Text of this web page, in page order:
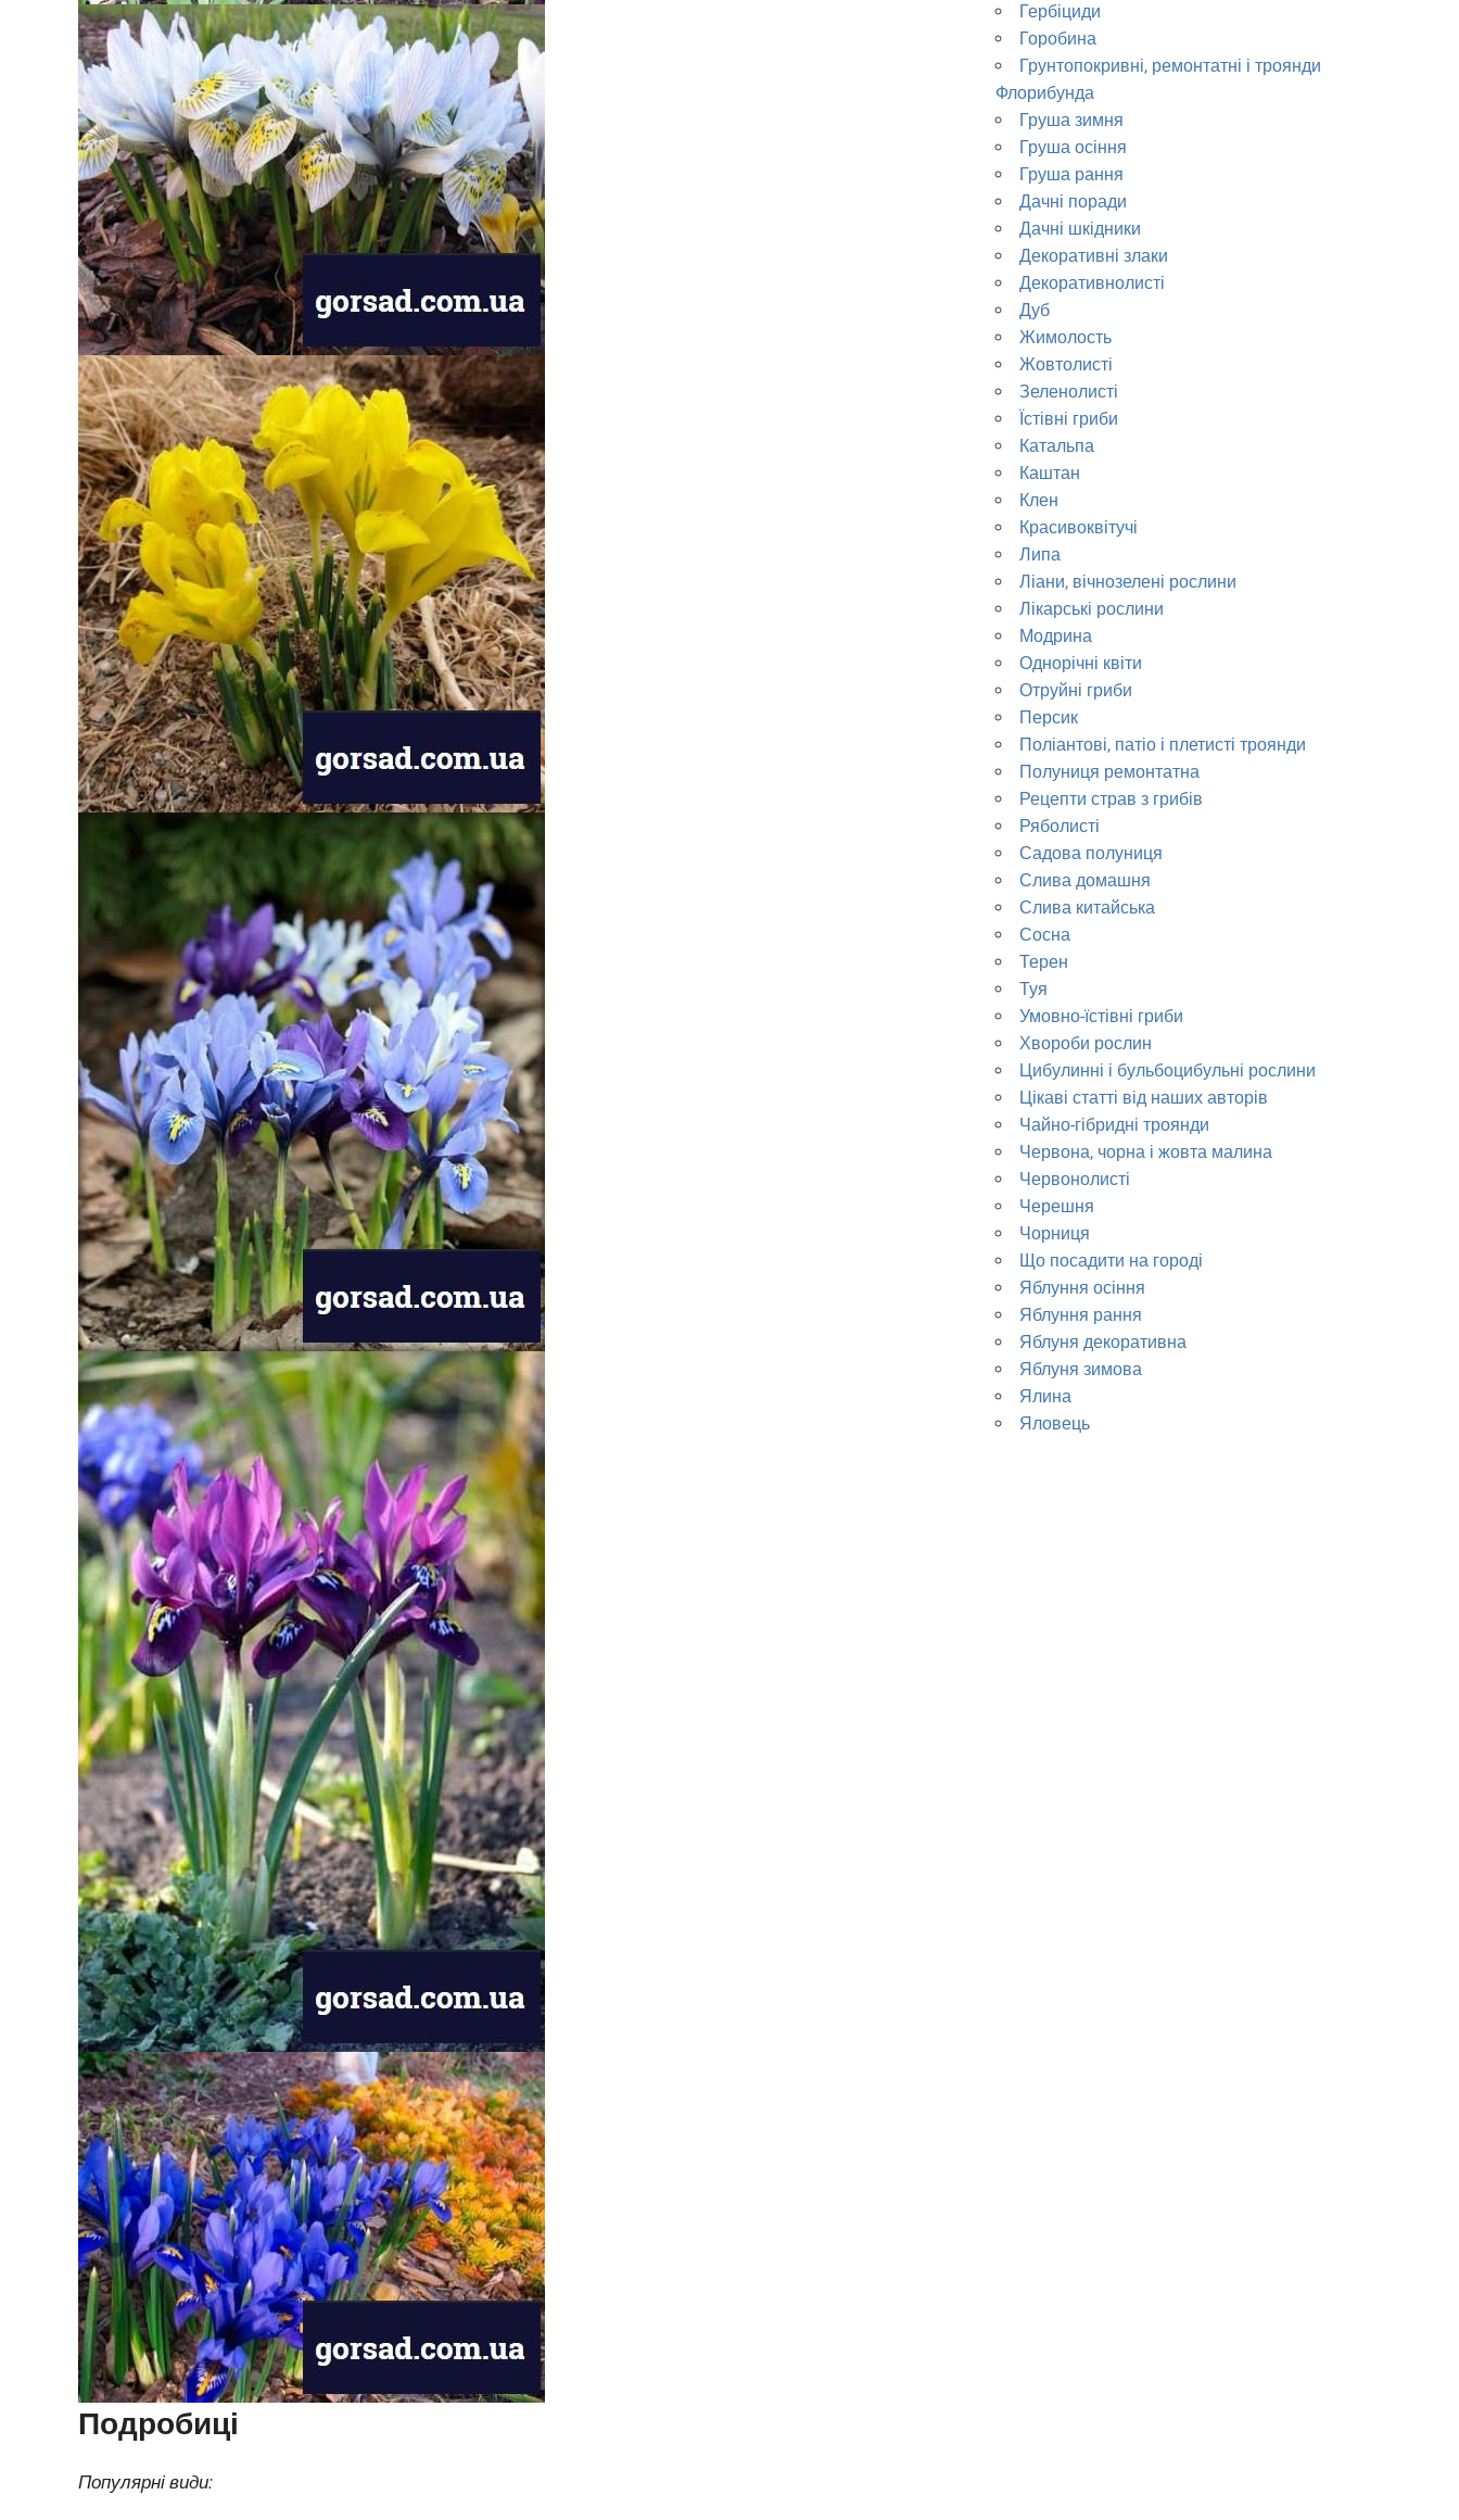
Подробиці
Популярні види:
Гербіциди
Горобина
Грунтопокривні, ремонтатні і троянди
Флорибунда
Груша зимня
Груша осіння
Груша рання
Дачні поради
Дачні шкідники
Декоративні злаки
Декоративнолисті
Дуб
Жимолость
Жовтолисті
Зеленолисті
Їстівні гриби
Катальпа
Каштан
Клен
Красивоквітучі
Липа
Ліани, вічнозелені рослини
Лікарські рослини
Модрина
Однорічні квіти
Отруйні гриби
Персик
Поліантові, патіо і плетисті троянди
Полуниця ремонтатна
Рецепти страв з грибів
Ряболисті
Садова полуниця
Слива домашня
Слива китайська
Сосна
Терен
Туя
Умовно-їстівні гриби
Хвороби рослин
Цибулинні і бульбоцибульні рослини
Цікаві статті від наших авторів
Чайно-гібридні троянди
Червона, чорна і жовта малина
Червонолисті
Черешня
Чорниця
Що посадити на городі
Яблуння осіння
Яблуння рання
Яблуня декоративна
Яблуня зимова
Ялина
Яловець